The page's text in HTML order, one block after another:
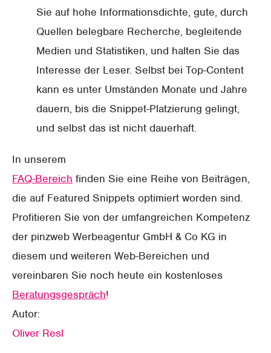
Sie auf hohe Informationsdichte, gute, durch
Quellen belegbare Recherche, begleitende
Medien und Statistiken, und halten Sie das
Interesse der Leser. Selbst bei Top-Content
kann es unter Umständen Monate und Jahre
dauern, bis die Snippet-Platzierung gelingt,
und selbst das ist nicht dauerhaft.
In unserem
FAQ-Bereich finden Sie eine Reihe von Beiträgen,
die auf Featured Snippets optimiert worden sind.
Profitieren Sie von der umfangreichen Kompetenz
der pinzweb Werbeagentur GmbH & Co KG in
diesem und weiteren Web-Bereichen und
vereinbaren Sie noch heute ein kostenloses
Beratungsgespräch!
Autor:
Oliver Resl